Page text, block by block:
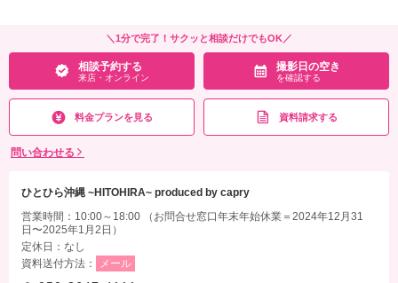
＼1分で完了！サクッと相談だけでもOK／
相談予約する
来店・オンライン
撮影日の空き
を確認する
料金プランを見る 資料請求する
問い合わせる
ひとひら沖縄 ~HITOHIRA~ produced by capry
営業時間：10:00～18:00 （お問合せ窓口年末年始休業＝2024年12月31
日〜2025年1月2日）
定休日：なし
資料送付方法：
メール